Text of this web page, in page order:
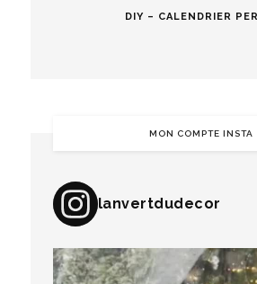
DIY – CALENDRIER
MON COMPTE INSTA
lanvertdudecor